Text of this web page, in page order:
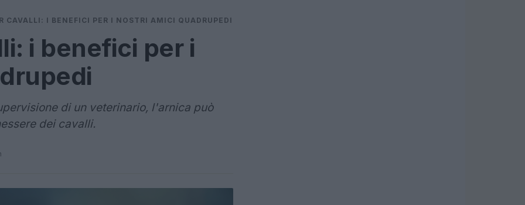
CAVALLI: I BENEFICI PER I NOSTRI AMICI QUADRUPEDI
i benefici per i
di un veterinario, l'arnica può
dei cavalli.